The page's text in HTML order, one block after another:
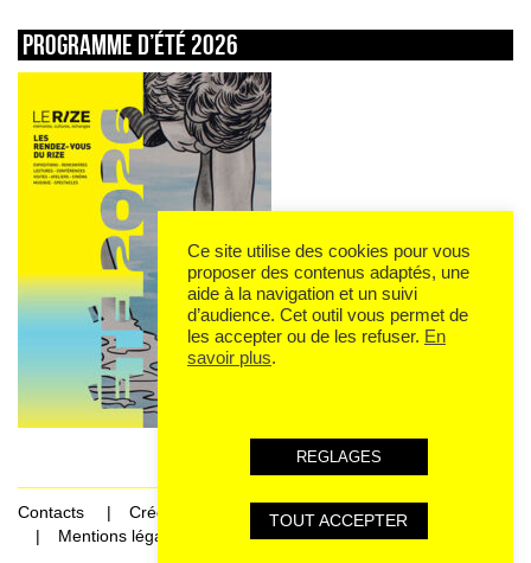
Programme d’été 2026
Contacts
Crédits
Mentions légales et données personnelles
Ce site utilise des cookies pour vous
proposer des contenus adaptés, une
aide à la navigation et un suivi
d’audience. Cet outil vous permet de
les accepter ou de les refuser. En
savoir plus.
REGLAGES
TOUT ACCEPTER